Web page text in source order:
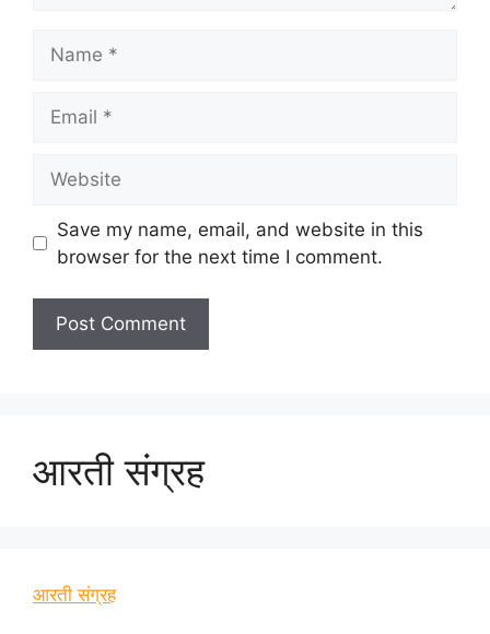
Save my name, email, and website in this
browser for the next time I comment.
आरती संग्रह
आरती संग्रह